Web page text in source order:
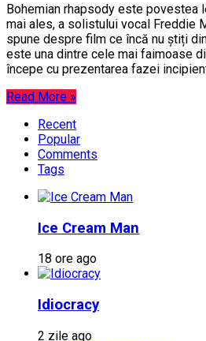
Bohemian rhapsody este povestea
mai ales, a solistului vocal Freddie
spune despre film ce încă nu știți
este una dintre cele mai faimoase
începe cu prezentarea fazei
Read More »
Recent
Popular
Comments
Tags
Ice Cream Man
18 ore ago
Idiocracy
2 zile ago